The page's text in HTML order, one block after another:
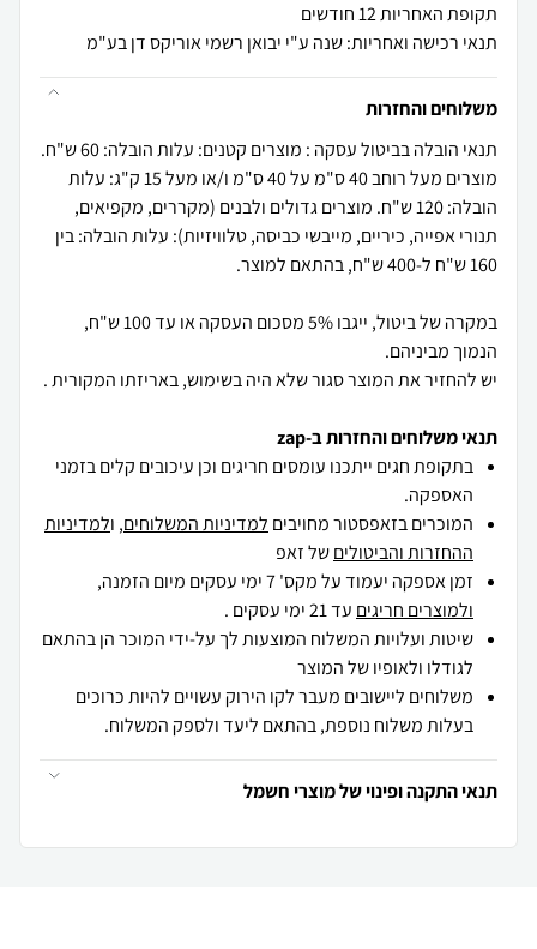
תקופת האחריות 12 חודשים
תנאי רכישה ואחריות: שנה ע"י יבואן רשמי אוריקס דן בע"מ
משלוחים והחזרות
תנאי הובלה בביטול עסקה : מוצרים קטנים: עלות הובלה: 60 ש"ח.
מוצרים מעל רוחב 40 ס"מ על 40 ס"מ ו/או מעל 15 ק"ג: עלות
הובלה: 120 ש"ח. מוצרים גדולים ולבנים (מקררים, מקפיאים,
תנורי אפייה, כיריים, מייבשי כביסה, טלוויזיות): עלות הובלה: בין
במקרה של ביטול, ייגבו 5% מסכום העסקה או עד 100 ש"ח,
יש להחזיר את המוצר סגור שלא היה בשימוש, באריזתו המקורית .
תנאי משלוחים והחזרות ב-zap
בתקופת חגים ייתכנו עומסים חריגים וכן עיכובים קלים בזמני
האספקה.
המוכרים בזאפסטור מחויבים למדיניות המשלוחים, ולמדיניות
ההחזרות והביטוליםשל זאפ
זמן אספקה יעמוד על מקס' 7 ימי עסקים מיום הזמנה,
ולמוצרים חריגים עד 21 ימי עסקים .
שיטות ועלויות המשלוח המוצעות לך על-ידי המוכר הן בהתאם
לגודלו ולאופיו של המוצר
משלוחים ליישובים מעבר לקו הירוק עשויים להיות כרוכים
בעלות משלוח נוספת, בהתאם ליעד ולספק המשלוח.
תנאי התקנה ופינוי של מוצרי חשמל